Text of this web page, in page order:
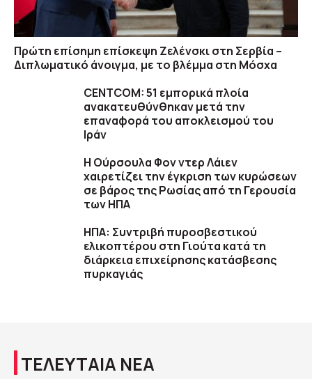
Πρώτη επίσημη επίσκεψη Ζελένσκι στη Σερβία –
Διπλωματικό άνοιγμα, με το βλέμμα στη Μόσχα
CENTCOM: 51 εμπορικά πλοία
ανακατευθύνθηκαν μετά την
επαναφορά του αποκλεισμού του
Ιράν
Η Ούρσουλα Φον ντερ Λάιεν
χαιρετίζει την έγκριση των κυρώσεων
σε βάρος της Ρωσίας από τη Γερουσία
των ΗΠΑ
ΗΠΑ: Συντριβή πυροσβεστικού
ελικοπτέρου στη Γιούτα κατά τη
διάρκεια επιχείρησης κατάσβεσης
πυρκαγιάς
ΤΕΛΕΥΤΑΙΑ ΝΕΑ